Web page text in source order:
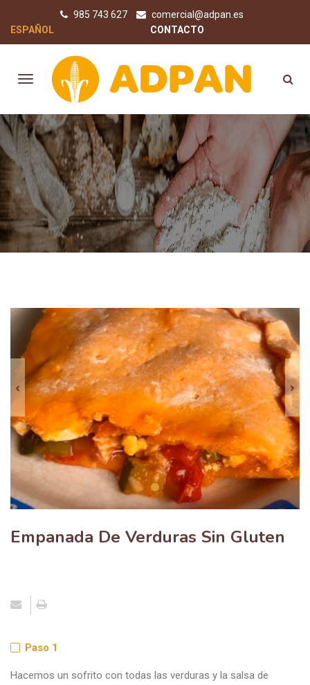
985 743 627
comercial@adpan.es
CONTACTO
ESPAÑOL
Anterior
Empanada De Verduras Sin Gluten
Paso 1
Hacemos un sofrito con todas las verduras y la salsa de